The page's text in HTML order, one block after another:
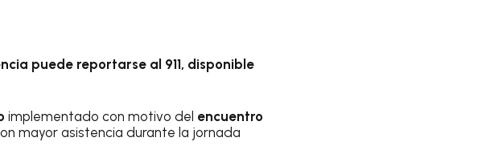
puede reportarse al 911, disponible
implementado con motivo del encuentro
mayor asistencia durante la jornada